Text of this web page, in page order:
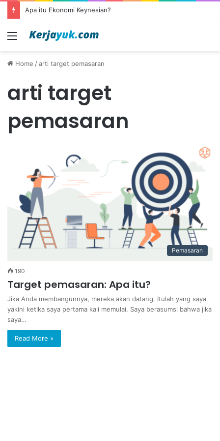
Apa itu Ekonomi Keynesian?
Menu
Home /arti target pemasaran
arti target
pemasaran
Pemasaran
190
Target pemasaran: Apa itu?
Jika Anda membangunnya, mereka akan datang. Itulah yang saya
yakini ketika saya pertama kali memulai. Saya berasumsi bahwa jika
saya…
Read More »